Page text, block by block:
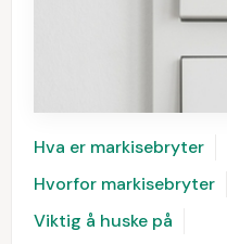
Hva er markisebryter
Hvorfor markisebryter
Viktig å huske på